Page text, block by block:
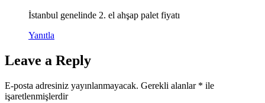
İstanbul genelinde 2. el ahşap palet fiyatı
Yanıtla
Leave a Reply
E-posta adresiniz yayınlanmayacak. Gerekli alanlar * ile
işaretlenmişlerdir